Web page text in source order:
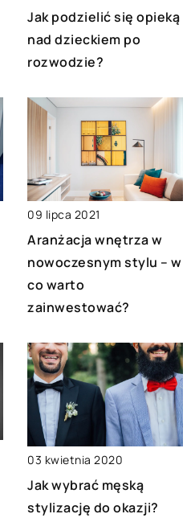
Jak podzielić się opieką
nad dzieckiem po
rozwodzie?
09 lipca 2021
Aranżacja wnętrza w
nowoczesnym stylu – w
co warto
zainwestować?
03 kwietnia 2020
Jak wybrać męską
stylizację do okazji?